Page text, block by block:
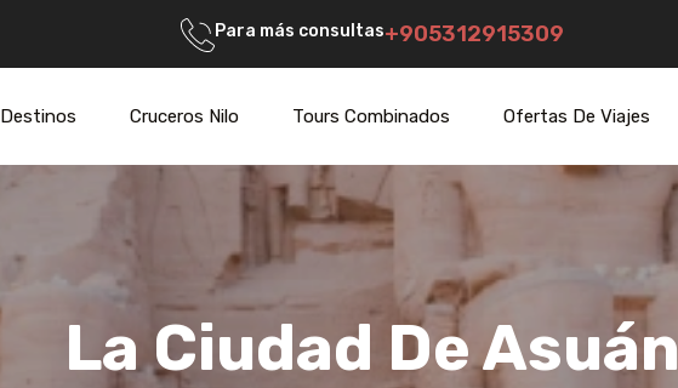
Para más consultas+905312915309
Destinos Cruceros Nilo Tours Combinados Ofertas De Viajes
La Ciudad De Asuán